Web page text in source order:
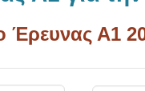
Έρευνας Α1